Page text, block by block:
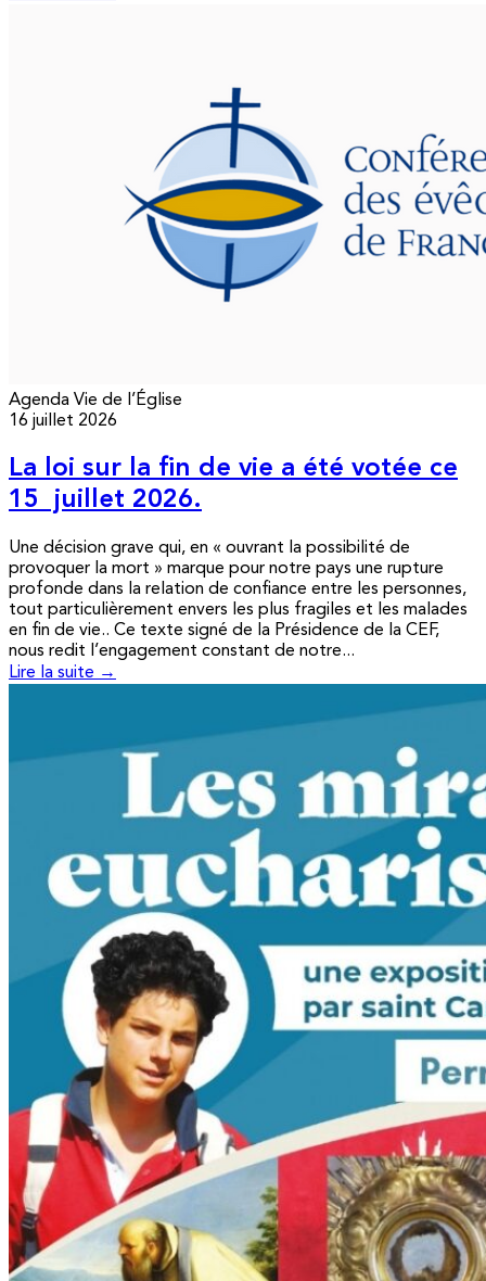
Agenda Vie de l’Église
16 juillet 2026
La loi sur la fin de vie a été votée ce
15 juillet 2026.
Une décision grave qui, en « ouvrant la possibilité de
provoquer la mort » marque pour notre pays une rupture
profonde dans la relation de confiance entre les personnes,
tout particulièrement envers les plus fragiles et les malades
en fin de vie.. Ce texte signé de la Présidence de la CEF,
nous redit l’engagement constant de notre...
Lire la suite →